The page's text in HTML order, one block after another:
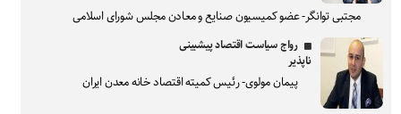
مجتبی توانگر- عضو کمیسیون صنایع و معادن مجلس شورای اسلامی
رواج سیاست اقتصاد پیشبینی
ناپذیر
پیمان مولوی- رئیس کمیته اقتصاد خانه معدن ایران